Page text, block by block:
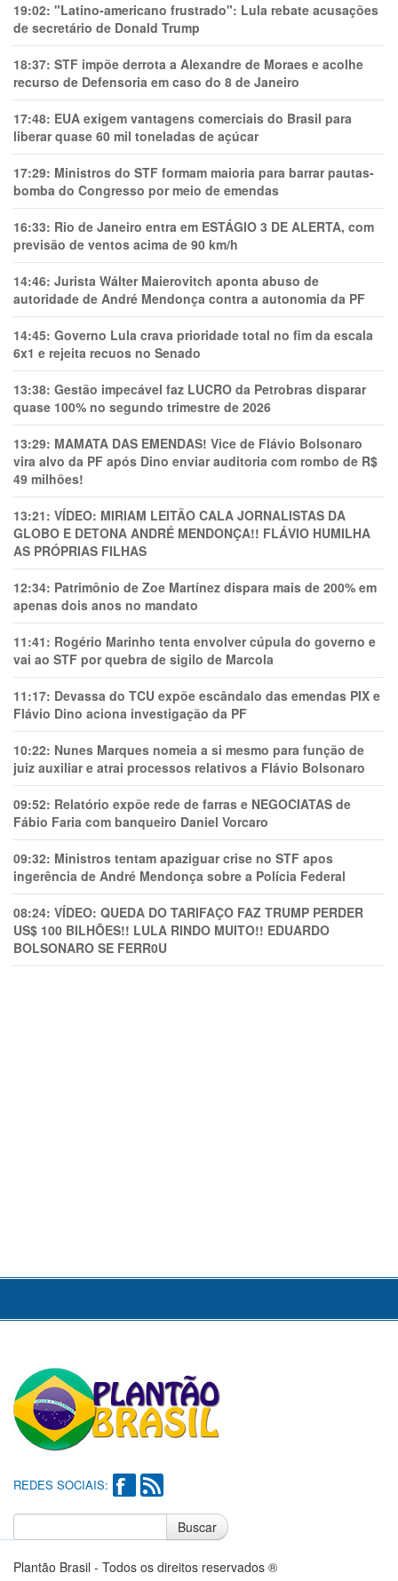
19:02: "Latino-americano frustrado": Lula rebate acusações
de secretário de Donald Trump
18:37: STF impõe derrota a Alexandre de Moraes e acolhe
recurso de Defensoria em caso do 8 de Janeiro
17:48: EUA exigem vantagens comerciais do Brasil para
liberar quase 60 mil toneladas de açúcar
17:29: Ministros do STF formam maioria para barrar pautas-
bomba do Congresso por meio de emendas
16:33: Rio de Janeiro entra em ESTÁGIO 3 DE ALERTA, com
previsão de ventos acima de 90 km/h
14:46: Jurista Wálter Maierovitch aponta abuso de
autoridade de André Mendonça contra a autonomia da PF
14:45: Governo Lula crava prioridade total no fim da escala
6x1 e rejeita recuos no Senado
13:38: Gestão impecável faz LUCRO da Petrobras disparar
quase 100% no segundo trimestre de 2026
13:29: MAMATA DAS EMENDAS! Vice de Flávio Bolsonaro
vira alvo da PF após Dino enviar auditoria com rombo de R$
49 milhões!
13:21: VÍDEO: MIRIAM LEITÃO CALA JORNALISTAS DA
GLOBO E DETONA ANDRÉ MENDONÇA!! FLÁVIO HUMILHA
AS PRÓPRIAS FILHAS
12:34: Patrimônio de Zoe Martínez dispara mais de 200% em
apenas dois anos no mandato
11:41: Rogério Marinho tenta envolver cúpula do governo e
vai ao STF por quebra de sigilo de Marcola
11:17: Devassa do TCU expõe escândalo das emendas PIX e
Flávio Dino aciona investigação da PF
10:22: Nunes Marques nomeia a si mesmo para função de
juiz auxiliar e atrai processos relativos a Flávio Bolsonaro
09:52: Relatório expõe rede de farras e NEGOCIATAS de
Fábio Faria com banqueiro Daniel Vorcaro
09:32: Ministros tentam apaziguar crise no STF apos
ingerência de André Mendonça sobre a Polícia Federal
08:24: VÍDEO: QUEDA DO TARIFAÇO FAZ TRUMP PERDER
US$ 100 BILHÕES!! LULA RINDO MUITO!! EDUARDO
BOLSONARO SE FERR0U
REDES SOCIAIS:
Buscar
Plantão Brasil - Todos os direitos reservados ®